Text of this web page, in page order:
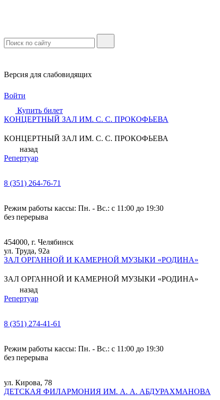
Версия для слабовидящих
Войти
Купить билет
КОНЦЕРТНЫЙ ЗАЛ ИМ. С. С. ПРОКОФЬЕВА
КОНЦЕРТНЫЙ ЗАЛ ИМ. С. С. ПРОКОФЬЕВА
назад
Репертуар
8 (351) 264-76-71
Режим работы кассы: Пн. - Вс.: с 11:00 до 19:30
без перерыва
454000, г. Челябинск
ул. Труда, 92а
ЗАЛ ОРГАННОЙ И КАМЕРНОЙ МУЗЫКИ «РОДИНА»
ЗАЛ ОРГАННОЙ И КАМЕРНОЙ МУЗЫКИ «РОДИНА»
назад
Репертуар
8 (351) 274-41-61
Режим работы кассы: Пн. - Вс.: с 11:00 до 19:30
без перерыва
ул. Кирова, 78
ДЕТСКАЯ ФИЛАРМОНИЯ ИМ. А. А. АБДУРАХМАНОВА